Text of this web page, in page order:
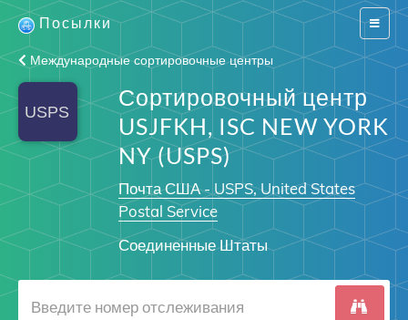
Switch
Посылки
Международные сортировочные центры
Сортировочный центр
USJFKH, ISC NEW YORK
NY (USPS)
Почта США - USPS, United States
Postal Service
Соединенные Штаты